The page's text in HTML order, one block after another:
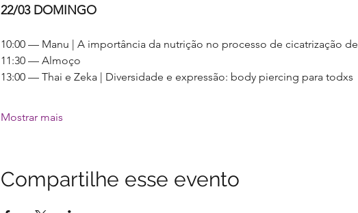
22/03 DOMINGO
10:00 — Manu | A importância da nutrição no processo de cicatrização
11:30 — Almoço
13:00 — Thai e Zeka | Diversidade e expressão: body piercing para todxs
Mostrar mais
Compartilhe esse evento